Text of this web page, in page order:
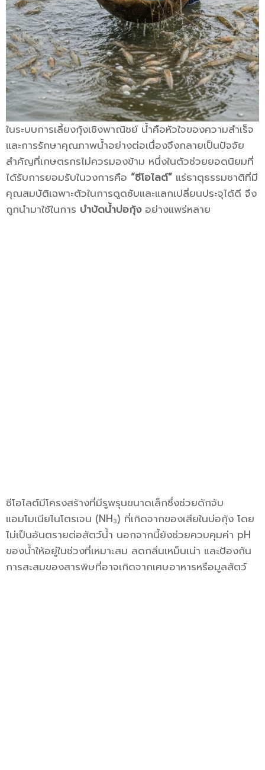
ในระบบการเลี้ยงกุ้งเชิงพาณิชย์ น้ำคือหัวใจของความสำเร็จ
และการรักษาคุณภาพน้ำอย่างต่อเนื่องจึงกลายเป็นปัจจัย
สำคัญที่เกษตรกรไม่ควรมองข้าม หนึ่งในตัวช่วยยอดนิยมที่
ได้รับการยอมรับในวงการคือ “ซีโอไลต์” แร่ธาตุธรรมชาติที่มี
คุณสมบัติเฉพาะตัวในการดูดซับและแลกเปลี่ยนประจุได้ดี จึง
ถูกนำมาใช้ในการ บำบัดน้ำบ่อกุ้งอย่างแพร่หลาย
ซีโอไลต์มีโครงสร้างที่มีรูพรุนขนาดเล็กซึ่งช่วยดักจับ
แอมโมเนียไนโตรเจน (NH₃) ที่เกิดจากของเสียในบ่อกุ้ง โดย
ไม่เป็นอันตรายต่อสัตว์น้ำ นอกจากนี้ยังช่วยควบคุมค่า pH
ของน้ำให้อยู่ในช่วงที่เหมาะสม ลดกลิ่นเหม็นเน่า และป้องกัน
การสะสมของสารพิษที่อาจเกิดจากเศษอาหารหรือมูลสัตว์